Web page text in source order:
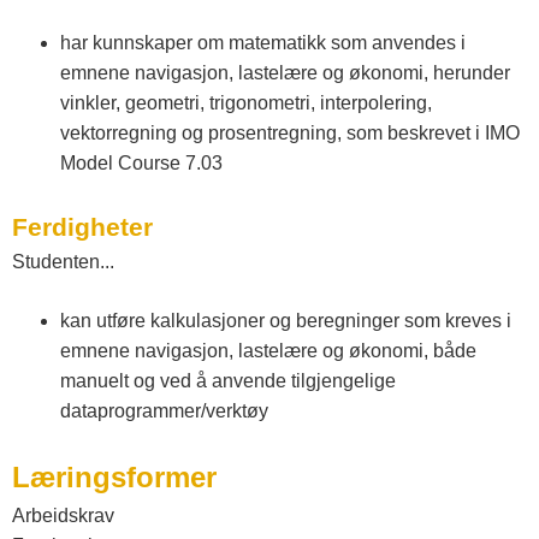
s
t
f
o
l
d
g
har kunnskaper om matematikk som anvendes i
emnene navigasjon, lastelære og økonomi, herunder
vinkler, geometri, trigonometri, interpolering,
vektorregning og prosentregning, som beskrevet i IMO
Model Course 7.03
Ferdigheter
Studenten...
kan utføre kalkulasjoner og beregninger som kreves i
emnene navigasjon, lastelære og økonomi, både
manuelt og ved å anvende tilgjengelige
dataprogrammer/verktøy
Læringsformer
Arbeidskrav